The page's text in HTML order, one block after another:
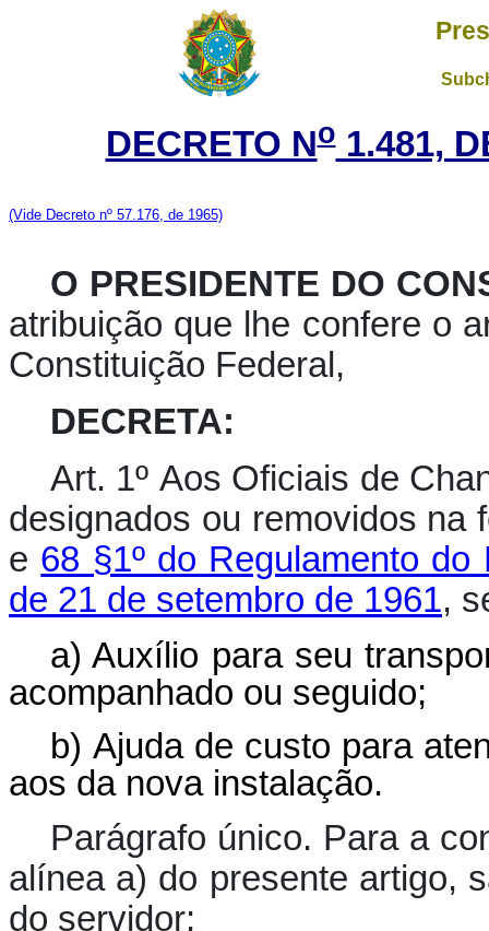
DECRETO No1.481,
(Vide Decreto nº 57.176, de 1965)
O PRESIDENTE DO
atribuição que lhe confere o
Constituição Federal,
DECRETA:
Art. 1º Aos Oficiais de
designados ou removidos
e 68 §1º do Regulamento do
de 21 de setembro de 1961,
a)Auxílio para seu
acompanhado ou seguido;
b) Ajuda de custo para
aos da nova instalação.
Parágrafo único. Para a
alínea a) do presente artigo,
do servidor: